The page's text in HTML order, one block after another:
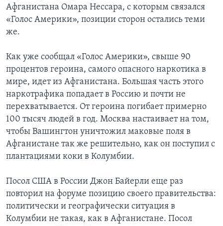
Языки
Афганистана Омара Нессара, с которым связался
«Голос Америки», позиции сторон остались теми
же.
Как уже сообщал «Голос Америки», свыше 90
процентов героина, самого опасного наркотика в
мире, идет из Афганистана. Большая часть этого
наркотрафика попадает в Россию и почти не
перехватывается. От героина погибает примерно
100 тысяч людей в год. Москва настаивает на том,
чтобы Вашингтон уничтожил маковые поля в
Афганистане так же решительно, как он поступил с
плантациями коки в Колумбии.
Посол США в России Джон Байерли еще раз
повторил на форуме позицию своего правительства:
политически и географически ситуация в
Колумбии не такая, как в Афганистане. Посол